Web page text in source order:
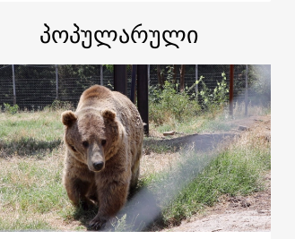
პოპულარული